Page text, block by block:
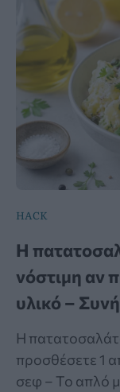
HACK
Η
νόστιμη αν
υλικό –
Η
προσθέσετε 1
σεφ – Το απλό